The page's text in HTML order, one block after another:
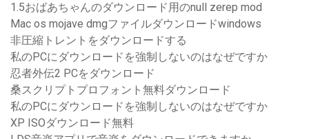
1.5おばあちゃんのダウンロード用のnull zerep mod
Mac os mojave dmgファイルダウンロードwindows
非圧縮トレントをダウンロードする
私のPCにダウンロードを強制しないのはなぜですか
忍者外伝2 PCをダウンロード
桑スクリプトプロフォント無料ダウンロード
私のPCにダウンロードを強制しないのはなぜですか
XP ISOダウンロード無料